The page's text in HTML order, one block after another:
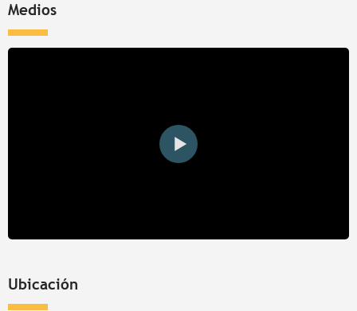
Medios
Ubicación